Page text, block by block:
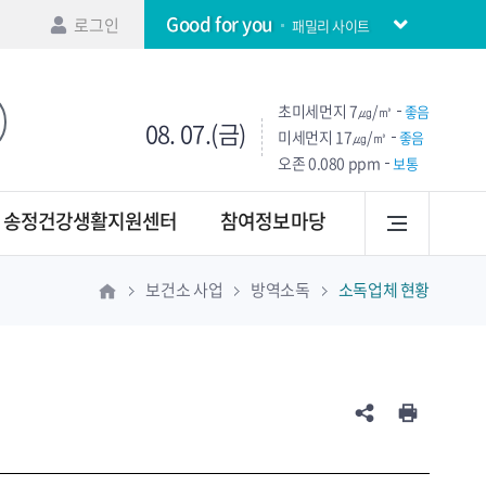
로그인 Good for you 패밀리 사이트
08. 07.(금)
초미세먼지 7㎍/㎥ 좋음
미세먼지 17㎍/㎥ 좋음
오존0.080 ppm 보통
송정건강생활지원센터 참여정보마당
보건소 사업 방역소독 소독업체 현황